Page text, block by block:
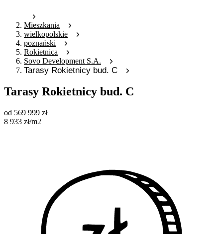
Mieszkania
wielkopolskie
poznański
Rokietnica
Sovo Development S.A.
Tarasy Rokietnicy bud. C
Tarasy Rokietnicy bud. C
od 569 999 zł
8 933 zł/m2